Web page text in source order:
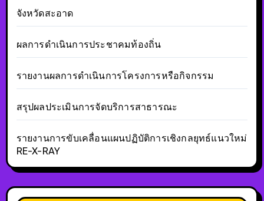
จังหวัดสะอาด
ผลการดำเนินการประชาคมท้องถิ่น
รายงานผลการดำเนินการโครงการหรือกิจกรรม
สรุปผลประเมินการจัดบริการสาธารณะ
รายงานการขับเคลื่อนแผนปฏิบัติการเชิงกลยุทธ์แนวใหม่
RE-X-RAY